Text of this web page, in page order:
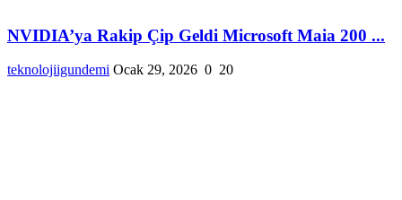
NVIDIA’ya Rakip Çip Geldi Microsoft Maia 200 ...
teknolojiigundemi Ocak 29, 2026 0 20